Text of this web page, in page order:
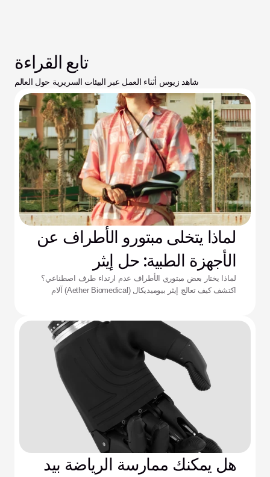
تابع القراءة
شاهد زيوس أثناء العمل عبر البيئات السريرية حول العالم
لماذا يتخلى مبتورو الأطراف عن
الأجهزة الطبية: حل إيثر
لماذا يختار بعض مبتوري الأطراف عدم ارتداء طرف اصطناعي؟
اكتشف كيف تعالج إيثر بيوميديكال (Aether Biomedical) آلام
هل يمكنك ممارسة الرياضة بيد